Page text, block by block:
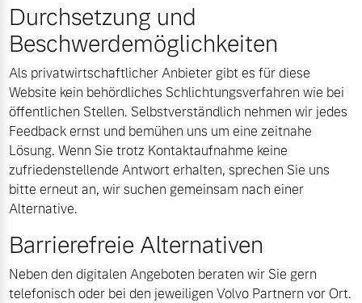
Durchsetzung und
Beschwerdemöglichkeiten
Als privatwirtschaftlicher Anbieter gibt es für diese
Website kein behördliches Schlichtungsverfahren wie bei
öffentlichen Stellen. Selbstverständlich nehmen wir jedes
Feedback ernst und bemühen uns um eine zeitnahe
Lösung. Wenn Sie trotz Kontaktaufnahme keine
zufriedenstellende Antwort erhalten, sprechen Sie uns
bitte erneut an, wir suchen gemeinsam nach einer
Alternative.
Barrierefreie Alternativen
Neben den digitalen Angeboten beraten wir Sie gern
telefonisch oder bei den jeweiligen Volvo Partnern vor Ort.